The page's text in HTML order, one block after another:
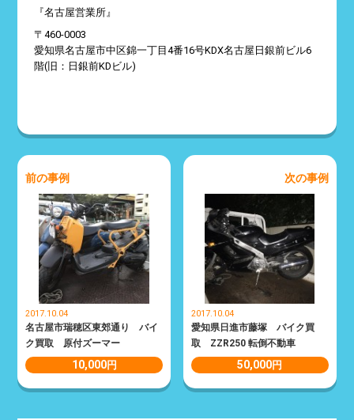
『名古屋営業所』
〒460-0003
愛知県名古屋市中区錦一丁目4番16号KDX名古屋日銀前ビル6
階(旧：日銀前KDビル)
前の事例
2017.10.04
名古屋市瑞穂区東郊通り バイ
ク買取 原付ズーマー
10,000円
次の事例
2017.10.04
愛知県日進市藤塚 バイク買
取 ZZR250 転倒不動車
50,000円